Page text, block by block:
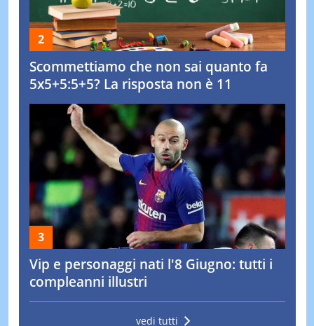
Scommettiamo che non sai quanto fa
5x5+5:5+5? La risposta non è 11
Vip e personaggi nati l'8 Giugno: tutti i
compleanni illustri
vedi tutti